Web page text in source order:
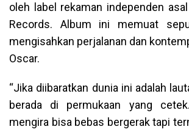
oleh label rekaman independen
Records. Album ini memuat
mengisahkan perjalanan dan
Oscar.
“Jika diibaratkan dunia ini adalah
berada di permukaan yang
mengira bisa bebas bergerak tapi